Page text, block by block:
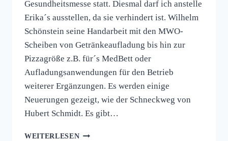
Gesundheitsmesse statt. Diesmal darf ich anstelle
Erika´s ausstellen, da sie verhindert ist. Wilhelm
Schönstein seine Handarbeit mit den MWO-
Scheiben von Getränkeaufladung bis hin zur
Pizzagröße z.B. für´s MedBett oder
Aufladungsanwendungen für den Betrieb
weiterer Ergänzungen. Es werden einige
Neuerungen gezeigt, wie der Schneckweg von
Hubert Schmidt. Es gibt…
WEITERLESENGESUNDHEITSMESSE